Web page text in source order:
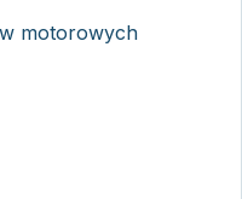
motorowych